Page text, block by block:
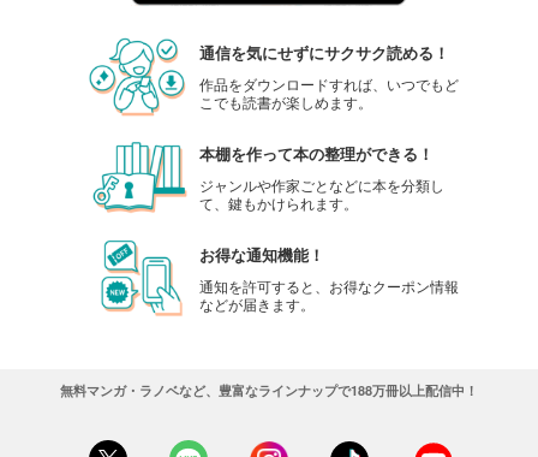
通信を気にせずにサクサク読める！
作品をダウンロードすれば、いつでもど
こでも読書が楽しめます。
本棚を作って本の整理ができる！
ジャンルや作家ごとなどに本を分類し
て、鍵もかけられます。
お得な通知機能！
通知を許可すると、お得なクーポン情報
などが届きます。
無料マンガ・ラノベなど、豊富なラインナップで188万冊以上配信中！